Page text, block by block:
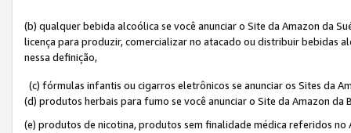
(b) qualquer bebida alcoólica se você anunciar o Site da Amazon da
licença para produzir, comercializar no atacado ou distribuir bebidas
nessa definição,
(c) fórmulas infantis ou cigarros eletrônicos se anunciar os Sites da
(d) produtos herbais para fumo se você anunciar o Site da Amazon da
(e) produtos de nicotina, produtos sem finalidade médica referidos no